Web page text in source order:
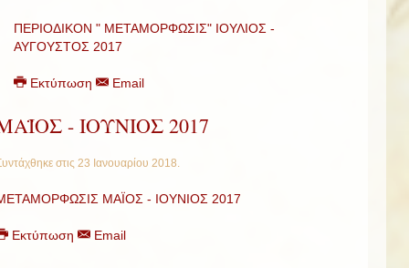
ΠΕΡΙΟΔΙΚΟΝ " ΜΕΤΑΜΟΡΦΩΣΙΣ" ΙΟΥΛΙΟΣ -
ΑΥΓΟΥΣΤΟΣ 2017
Εκτύπωση Email
- ΙΟΥΝΙΟΣ 2017
στις 23 Ιανουαρίου 2018.
ΜΑΪΟΣ - ΙΟΥΝΙΟΣ 2017
Εκτύπωση Email